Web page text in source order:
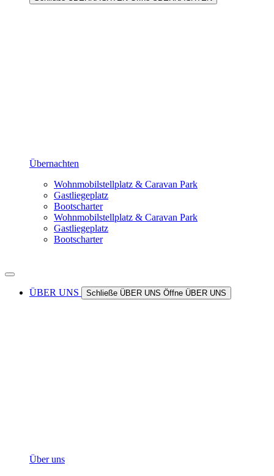
Übernachten
Wohnmobilstellplatz & Caravan Park
Gastliegeplatz
Bootscharter
Wohnmobilstellplatz & Caravan Park
Gastliegeplatz
Bootscharter
ÜBER UNS Schließe ÜBER UNS Öffne ÜBER UNS
Über uns